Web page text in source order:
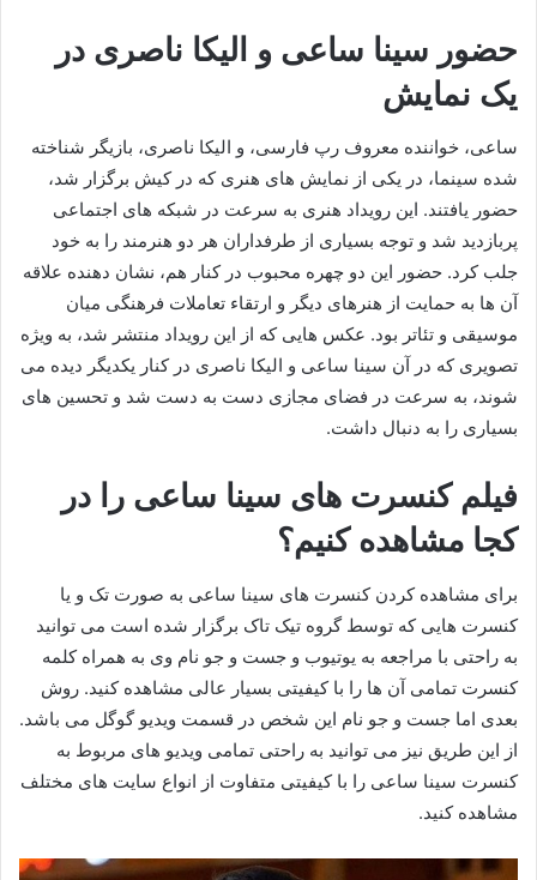
حضور سینا ساعی و الیکا ناصری در
یک نمایش
ساعی، خواننده معروف رپ فارسی، و الیکا ناصری، بازیگر شناخته‌
شده سینما، در یکی از نمایش‌ های هنری که در کیش برگزار شد،
حضور یافتند. این رویداد هنری به‌ سرعت در شبکه‌ های اجتماعی
پربازدید شد و توجه بسیاری از طرفداران هر دو هنرمند را به خود
جلب کرد. حضور این دو چهره محبوب در کنار هم، نشان‌ دهنده علاقه
آن‌ ها به حمایت از هنرهای دیگر و ارتقاء تعاملات فرهنگی میان
موسیقی و تئاتر بود. عکس‌ هایی که از این رویداد منتشر شد، به‌ ویژه
تصویری که در آن سینا ساعی و الیکا ناصری در کنار یکدیگر دیده می‌
شوند، به سرعت در فضای مجازی دست به دست شد و تحسین‌ های
بسیاری را به دنبال داشت.
فیلم کنسرت های سینا ساعی را در
کجا مشاهده کنیم؟
برای مشاهده کردن کنسرت های سینا ساعی به صورت تک و یا
کنسرت هایی که توسط گروه تیک تاک برگزار شده است می توانید
به راحتی با مراجعه به یوتیوب و جست و جو نام وی به همراه کلمه
کنسرت تمامی آن ها را با کیفیتی بسیار عالی مشاهده کنید. روش
بعدی اما جست و جو نام این شخص در قسمت ویدیو گوگل می باشد.
از این طریق نیز می توانید به راحتی تمامی ویدیو های مربوط به
کنسرت سینا ساعی را با کیفیتی متفاوت از انواع سایت های مختلف
مشاهده کنید.